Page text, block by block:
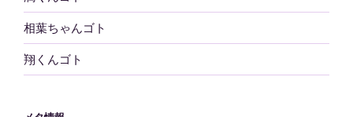
相葉ちゃんゴト
翔くんゴト